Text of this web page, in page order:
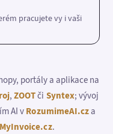
pracujete vy i vaši
portály a aplikace na
,ZOOTči Syntex; vývoj
AI v RozumimeAI.cza
MyInvoice.cz.